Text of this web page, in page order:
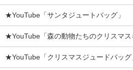
★YouTube「サンタジュートバッグ」
★YouTube「森の動物たちのクリスマス
★YouTube「クリスマスジュードバッグ